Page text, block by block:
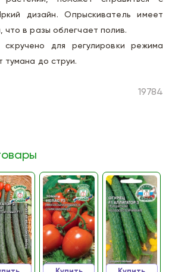
дизайн. Опрыскиватель имеет
в разы облегчает полив.
для регулировки режима
тумана до струи.
19784